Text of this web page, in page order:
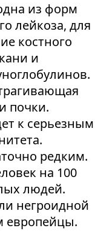
из форм
лейкоза, для
костного
и
почки.
к серьезным
редким.
на 100
людей.
негроидной
европейцы.